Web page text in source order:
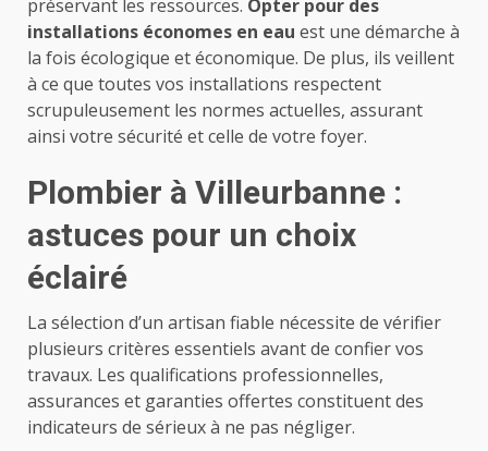
préservant les ressources. Opter pour des
installations économes en eau est une démarche à
la fois écologique et économique. De plus, ils veillent
à ce que toutes vos installations respectent
scrupuleusement les normes actuelles, assurant
ainsi votre sécurité et celle de votre foyer.
Plombier à Villeurbanne :
astuces pour un choix
éclairé
La sélection d’un artisan fiable nécessite de vérifier
plusieurs critères essentiels avant de confier vos
travaux. Les qualifications professionnelles,
assurances et garanties offertes constituent des
indicateurs de sérieux à ne pas négliger.